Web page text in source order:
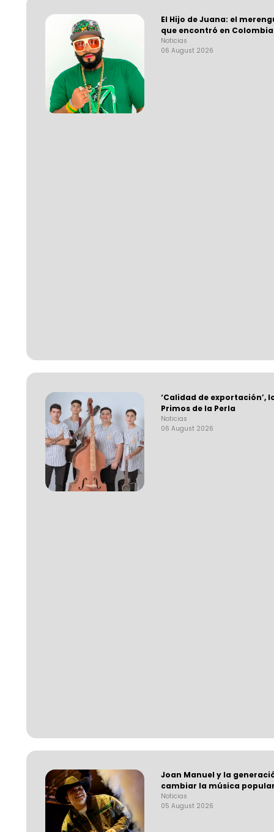
El Hijo de Juana: el
que encontró en
Noticias
06 August 2026
‘Calidad de exportación’,
Primos de la Perla
Noticias
06 August 2026
Joan Manuel y la
cambiar la música
Noticias
05 August 2026